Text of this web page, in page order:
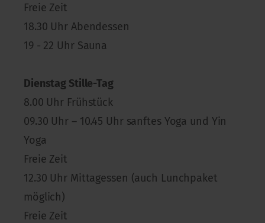
Freie Zeit
18.30 Uhr Abendessen
19 - 22 Uhr Sauna
Dienstag Stille-Tag
8.00 Uhr Frühstück
09.30 Uhr – 10.45 Uhr sanftes Yoga und Yin
Yoga
Freie Zeit
12.30 Uhr Mittagessen (auch Lunchpaket
möglich)
Freie Zeit